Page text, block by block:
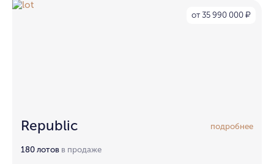
от 35 990 000 ₽
Republic подробнее
180 лотов в продаже